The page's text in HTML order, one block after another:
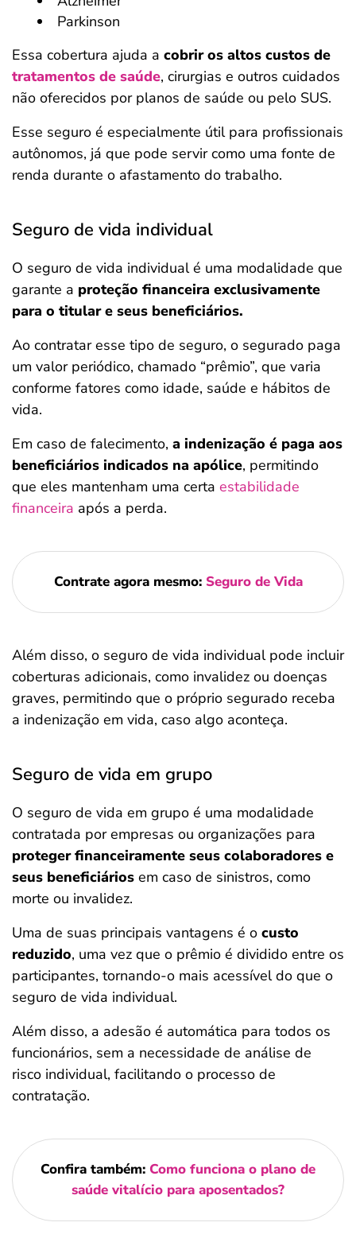
Parkinson
Essa cobertura ajuda a cobrir os altos custos de
tratamentos de saúde, cirurgias e outros cuidados
não oferecidos por planos de saúde ou pelo SUS.
Esse seguro é especialmente útil para profissionais
autônomos, já que pode servir como uma fonte de
renda durante o afastamento do trabalho.
Seguro de vida individual
O seguro de vida individual é uma modalidade que
garante a proteção financeira exclusivamente
para o titular e seus beneficiários.
Ao contratar esse tipo de seguro, o segurado paga
um valor periódico, chamado “prêmio”, que varia
conforme fatores como idade, saúde e hábitos de
vida.
Em caso de falecimento, a indenização é paga aos
beneficiários indicados na apólice, permitindo
que eles mantenham uma certa estabilidade
financeira após a perda.
Contrate agora mesmo: Seguro de Vida
Além disso, o seguro de vida individual pode incluir
coberturas adicionais, como invalidez ou doenças
graves, permitindo que o próprio segurado receba
a indenização em vida, caso algo aconteça.
Seguro de vida em grupo
O seguro de vida em grupo é uma modalidade
contratada por empresas ou organizações para
proteger financeiramente seus colaboradores e
seus beneficiários em caso de sinistros, como
morte ou invalidez.
Uma de suas principais vantagens é o custo
reduzido, uma vez que o prêmio é dividido entre os
participantes, tornando-o mais acessível do que o
seguro de vida individual.
Além disso, a adesão é automática para todos os
funcionários, sem a necessidade de análise de
risco individual, facilitando o processo de
contratação.
Confira também: Como funciona o plano de
saúde vitalício para aposentados?